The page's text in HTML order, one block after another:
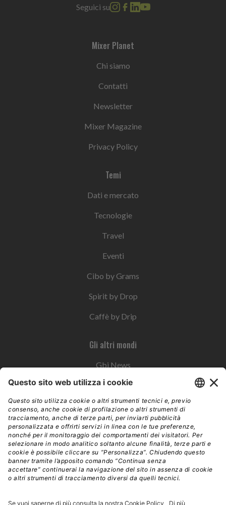
Seguici su
Mixer Planet
Chi siamo
Contatti
Newsletter
Mixer Magazine
Privacy Policy
Temi
Dati e mercato
Tecnologie
Travel
Eventi
Cibo by Grams
Spirit by Drop
Caffè by Drip
Gli altri mondi
Gbi News
Instoremag
Esplora il gruppo
Edra Edizioni
Edizioni LSWR
LSWR Group